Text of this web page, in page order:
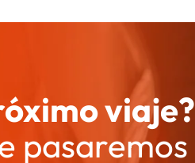
viaje?
pasaremos